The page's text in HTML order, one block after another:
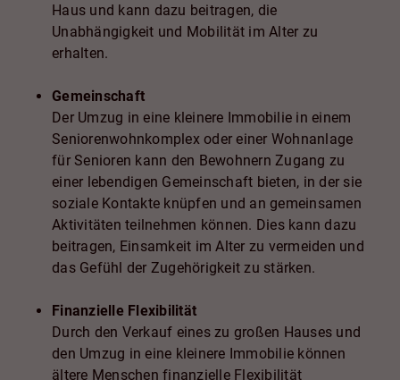
Haus und kann dazu beitragen, die
Unabhängigkeit und Mobilität im Alter zu
erhalten.
Gemeinschaft
Der Umzug in eine kleinere Immobilie in einem
Seniorenwohnkomplex oder einer Wohnanlage
für Senioren kann den Bewohnern Zugang zu
einer lebendigen Gemeinschaft bieten, in der sie
soziale Kontakte knüpfen und an gemeinsamen
Aktivitäten teilnehmen können. Dies kann dazu
beitragen, Einsamkeit im Alter zu vermeiden und
das Gefühl der Zugehörigkeit zu stärken.
Finanzielle Flexibilität
Durch den Verkauf eines zu großen Hauses und
den Umzug in eine kleinere Immobilie können
ältere Menschen finanzielle Flexibilität